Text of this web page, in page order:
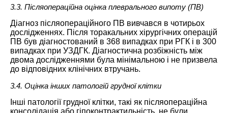
3.3. Післяопераційна оцінка плеврального випоту (ПВ)
Діагноз післяопераційного ПВ вивчався в чотирьох
дослідженнях. Після торакальних хірургічних операцій
ПВ був діагностований в 368 випадках при РГК і в 300
випадках при УЗДГК. Діагностична розбіжність між
двома дослідженнями була мінімальною і не призвела
до відповідних клінічних втручань.
3.4. Оцінка інших патологій грудної клітки
Інші патології грудної клітки, такі як післяопераційна
консолідація або гіпоконтрактильність, не були